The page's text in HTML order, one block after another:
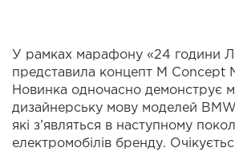
У рамках марафону «24 години
представила концепт M Concept
Новинка одночасно демонструє
дизайнерську мову моделей BMW
які з’являться в наступному
електромобілів бренду.